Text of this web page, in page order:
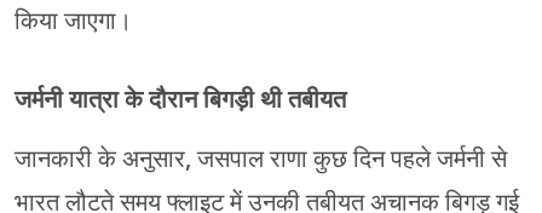
किया जाएगा।
जर्मनी यात्रा के दौरान बिगड़ी थी तबीयत
जानकारी के अनुसार, जसपाल राणा कुछ दिन पहले जर्मनी से
भारत लौटते समय फ्लाइट में उनकी तबीयत अचानक बिगड़ गई